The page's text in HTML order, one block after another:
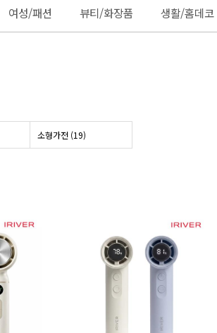
여성/패션 뷰티/화장품 생활/홈데코
소형가전 (19)